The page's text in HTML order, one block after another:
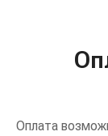
Оплата